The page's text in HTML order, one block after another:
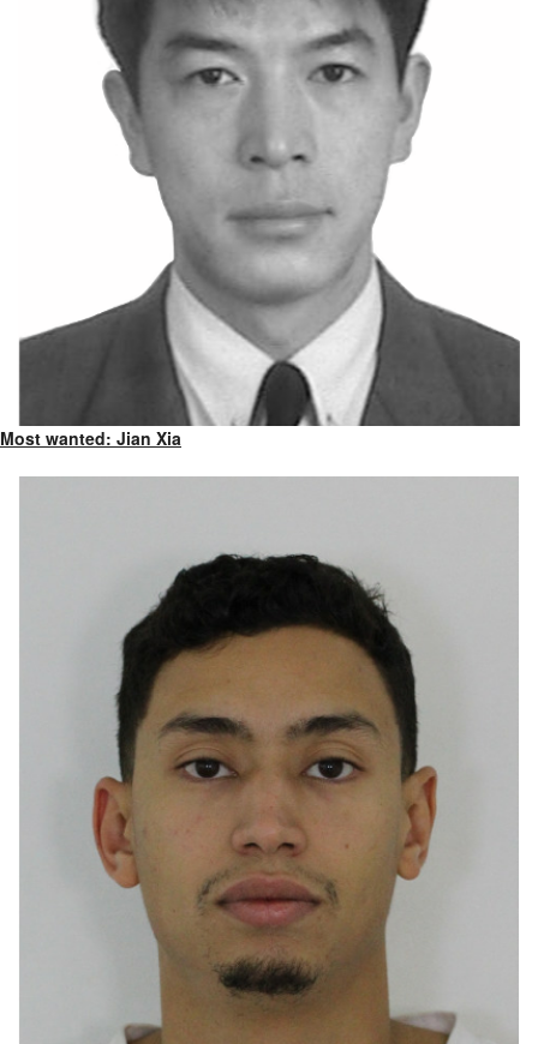
Most wanted: Jian Xia